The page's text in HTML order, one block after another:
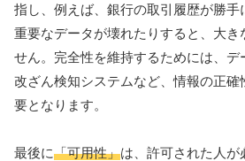
指し、例えば、銀行の取引履歴が勝手
重要なデータが壊れたりすると、大き
せん。完全性を維持するためには、
改ざん検知システムなど、情報の正
要となります。
最後に「可用性」は、許可された人が